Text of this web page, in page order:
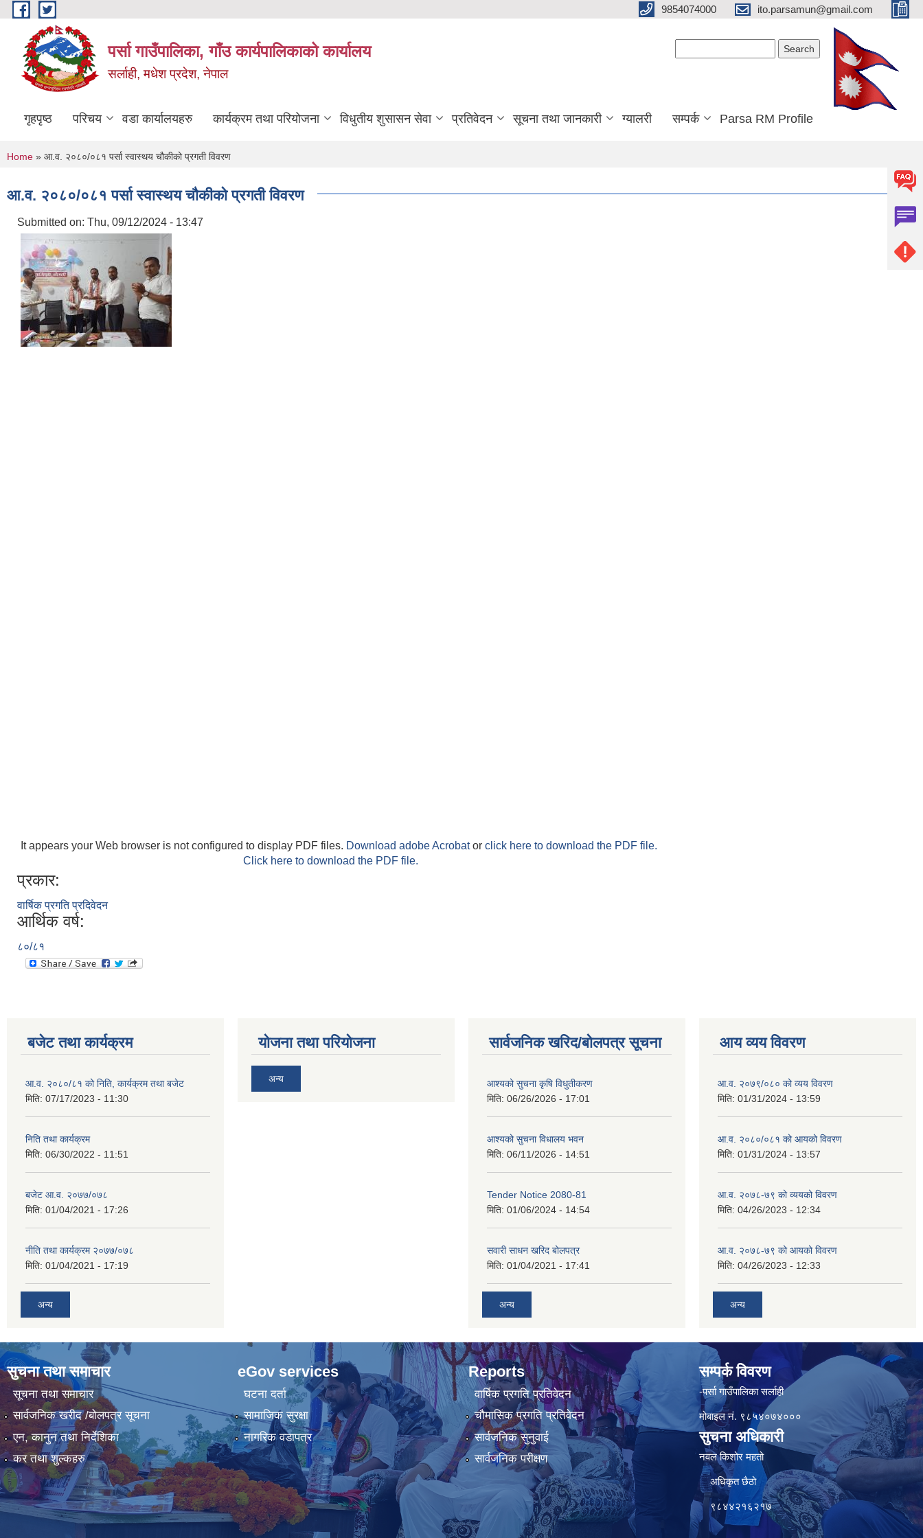
Skip to main content 9854074000 ito.parsamun@gmail.com
पर्सा गाउँपालिका, गाँउ कार्यपालिकाको कार्यालय
सर्लाही, मधेश प्रदेश, नेपाल
गृहपृष्ठ परिचय वडा कार्यालयहरु कार्यक्रम तथा परियोजना विधुतीय शुसासन सेवा प्रतिवेदन सूचना तथा जानकारी ग्यालरी सम्पर्क Parsa RM Profile
You are here
Home » आ.व. २०८०/०८१ पर्सा स्वास्थय चौकीको प्रगती विवरण
आ.व. २०८०/०८१ पर्सा स्वास्थय चौकीको प्रगती विवरण
Submitted on: Thu, 09/12/2024 - 13:47
It appears your Web browser is not configured to display PDF files. Download adobe Acrobator click here to download the PDF file.
Click here to download the PDF file.
प्रकार:
वार्षिक प्रगति प्रदिवेदन
आर्थिक वर्ष:
८०/८१
बजेट तथा कार्यक्रम
आ.व. २०८०/८१ को निति, कार्यक्रम तथा बजेट
मिति: 07/17/2023 - 11:30
निति तथा कार्यक्रम
मिति: 06/30/2022 - 11:51
बजेट आ.व. २०७७/०७८
मिति: 01/04/2021 - 17:26
नीति तथा कार्यक्रम २०७७/०७८
मिति: 01/04/2021 - 17:19
अन्य
योजना तथा परियोजना
अन्य
सार्वजनिक खरिद/बोलपत्र सूचना
आश्यको सुचना कृषि विधुतीकरण
मिति: 06/26/2026 - 17:01
आश्यको सुचना विधालय भवन
मिति: 06/11/2026 - 14:51
Tender Notice 2080-81
मिति: 01/06/2024 - 14:54
सवारी साधन खरिद बोलपत्र
मिति: 01/04/2021 - 17:41
अन्य
आय व्यय विवरण
आ.व. २०७९/०८० को व्यय विवरण
मिति: 01/31/2024 - 13:59
आ.व. २०८०/०८१ को आयको विवरण
मिति: 01/31/2024 - 13:57
आ.व. २०७८-७९ को व्ययको विवरण
मिति: 04/26/2023 - 12:34
आ.व. २०७८-७९ को आयको विवरण
मिति: 04/26/2023 - 12:33
अन्य
सुचना तथा समाचार
सूचना तथा समाचार
सार्वजनिक खरीद /बोलपत्र सूचना
एन, कानुन तथा निर्देशिका
कर तथा शुल्कहरु
eGov services
घटना दर्ता
सामाजिक सुरक्षा
नागरिक वडापत्र
Reports
वार्षिक प्रगति प्रतिवेदन
चौमासिक प्रगति प्रतिवेदन
सार्वजनिक सुनुवाई
सार्वजनिक परीक्षण
सम्पर्क विवरण
-पर्सा गाउँपालिका सर्लाही
मोबाइल नं. ९८५४०७४०००
सुचना अधिकारी
नवल किशोर महतो
अधिकृत छैठो
९८४४२१६२१७